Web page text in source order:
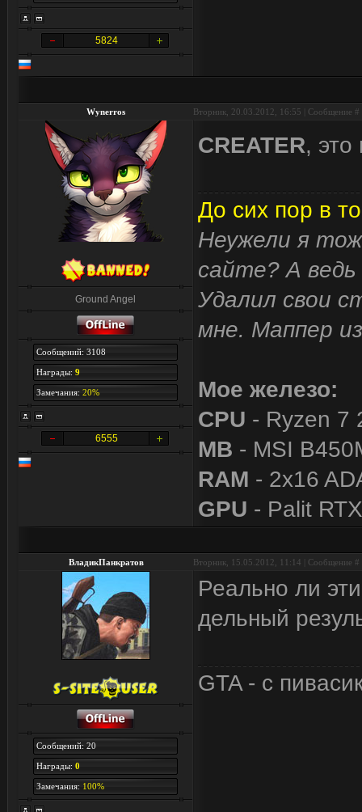
5824
Wynerros Вторник, 20.03.2012, 16:55 | Сообщение #
Ground Angel
Сообщений: 3108
Награды: 9
Замечания: 20%
6555
CREATER, это
До сих пор в
Неужели я
сайте? А
Удалил свои
мне. Маппер
Мое железо:
CPU - Ryzen 7
MB - MSI
RAM - 2x16
GPU - Palit
ВладикПанкратов Вторник, 15.05.2012, 11:14 | Сообщение #
Сообщений: 20
Награды: 0
Замечания: 100%
Реально ли
дельный
GTA - с